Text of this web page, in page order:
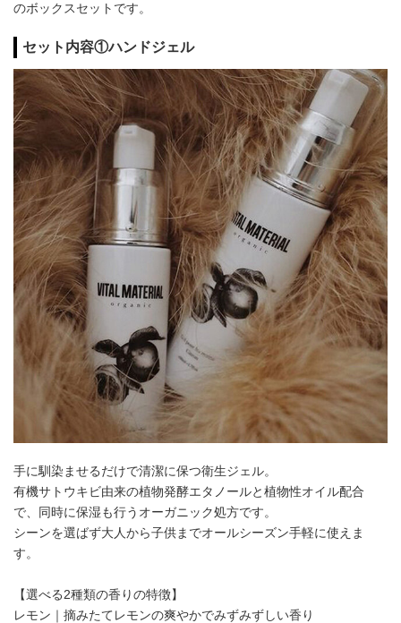
のボックスセットです。
セット内容①ハンドジェル
手に馴染ませるだけで清潔に保つ衛生ジェル。
有機サトウキビ由来の植物発酵エタノールと植物性オイル配合
で、同時に保湿も行うオーガニック処方です。
シーンを選ばず大人から子供までオールシーズン手軽に使えま
す。
【選べる2種類の香りの特徴】
レモン｜摘みたてレモンの爽やかでみずみずしい香り